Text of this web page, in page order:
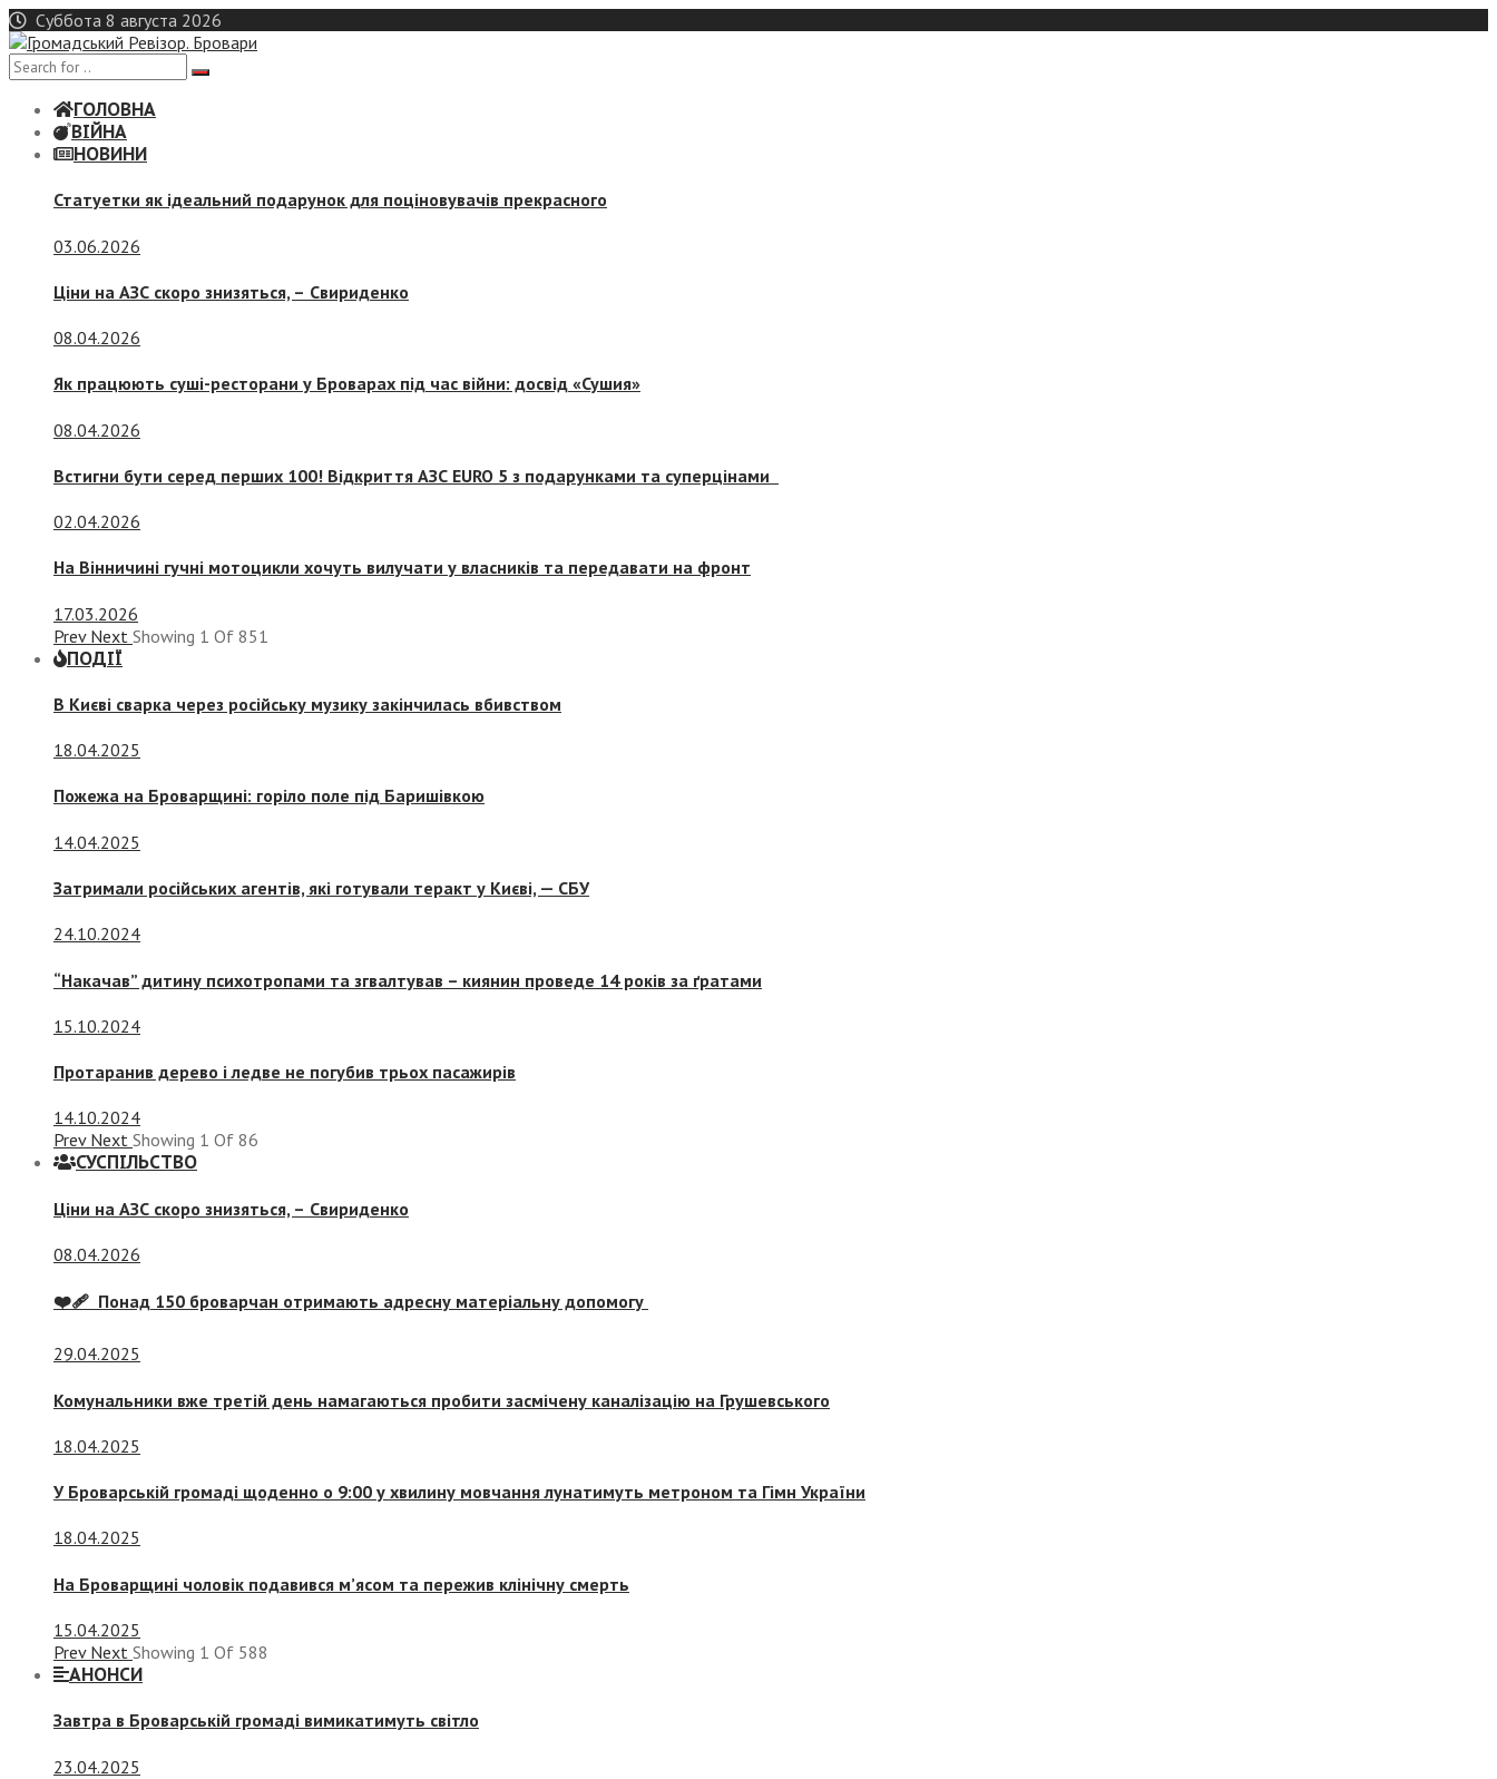
Skip
to
content
Суббота 8 августа 2026
ГОЛОВНА
ВІЙНА
НОВИНИ
Статуетки як ідеальний подарунок для поціновувачів прекрасного
03.06.2026
Ціни на АЗС скоро знизяться, – Свириденко
08.04.2026
Як працюють суші-ресторани у Броварах під час війни: досвід «Сушия»
08.04.2026
Встигни бути серед перших 100! Відкриття АЗС EURO 5 з подарунками та суперцінами
02.04.2026
На Вінничині гучні мотоцикли хочуть вилучати у власників та передавати на фронт
17.03.2026
Prev Next Showing 1 Of 851
ПОДІЇ
В Києві сварка через російську музику закінчилась вбивством
18.04.2025
Пожежа на Броварщині: горіло поле під Баришівкою
14.04.2025
Затримали російських агентів, які готували теракт у Києві, — СБУ
24.10.2024
“Накачав” дитину психотропами та згвалтував – киянин проведе 14 років за ґратами
15.10.2024
Протаранив дерево і ледве не погубив трьох пасажирів
14.10.2024
Prev Next Showing 1 Of 86
СУСПIЛЬСТВО
Ціни на АЗС скоро знизяться, – Свириденко
08.04.2026
❤️‍🩹 Понад 150 броварчан отримають адресну матеріальну допомогу
29.04.2025
Комунальники вже третій день намагаються пробити засмічену каналізацію на Грушевського
18.04.2025
У Броварській громаді щоденно о 9:00 у хвилину мовчання лунатимуть метроном та Гімн України
18.04.2025
На Броварщині чоловік подавився м’ясом та пережив клінічну смерть
15.04.2025
Prev Next Showing 1 Of 588
АНОНСИ
Завтра в Броварській громаді вимикатимуть світло
23.04.2025